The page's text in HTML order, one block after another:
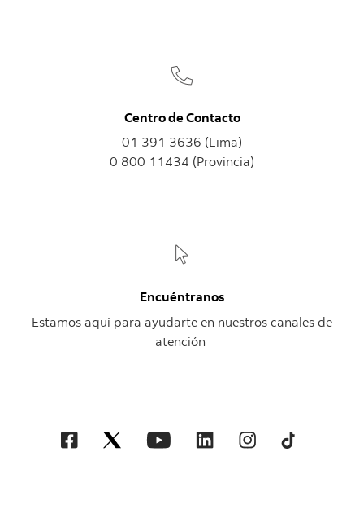
Centro de Contacto
01 391 3636 (Lima)
0 800 11434 (Provincia)
Encuéntranos
Estamos aquí para ayudarte en nuestros canales de
atención